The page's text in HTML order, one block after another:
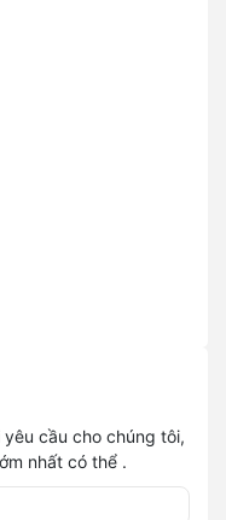
cầu cho chúng tôi,
nhất có thể .